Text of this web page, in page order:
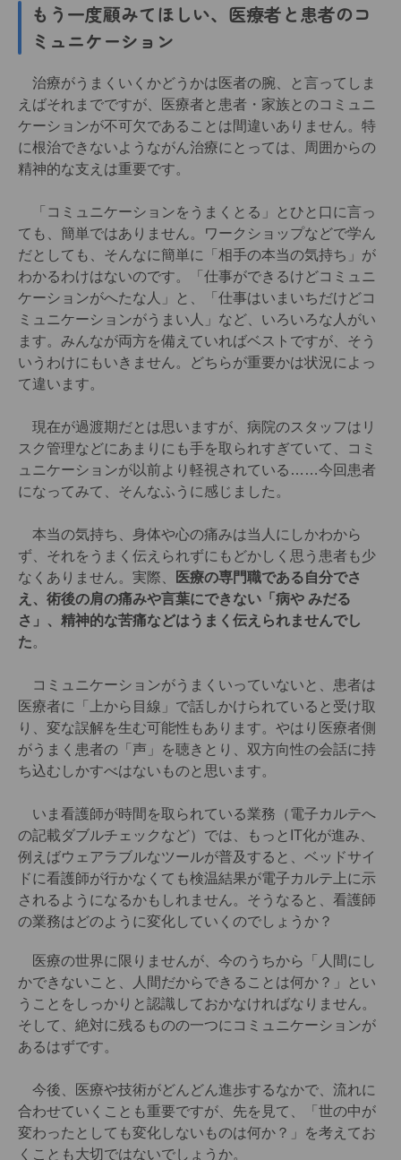
もう一度顧みてほしい、医療者と患者のコ
ミュニケーション
治療がうまくいくかどうかは医者の腕、と言ってしま
えばそれまでですが、医療者と患者・家族とのコミュニ
ケーションが不可欠であることは間違いありません。特
に根治できないようながん治療にとっては、周囲からの
精神的な支えは重要です。
「コミュニケーションをうまくとる」とひと口に言っ
ても、簡単ではありません。ワークショップなどで学ん
だとしても、そんなに簡単に「相手の本当の気持ち」が
わかるわけはないのです。「仕事ができるけどコミュニ
ケーションがへたな人」と、「仕事はいまいちだけどコ
ミュニケーションがうまい人」など、いろいろな人がい
ます。みんなが両方を備えていればベストですが、そう
いうわけにもいきません。どちらが重要かは状況によっ
て違います。
現在が過渡期だとは思いますが、病院のスタッフはリ
スク管理などにあまりにも手を取られすぎていて、コミ
ュニケーションが以前より軽視されている……今回患者
になってみて、そんなふうに感じました。
本当の気持ち、身体や心の痛みは当人にしかわから
ず、それをうまく伝えられずにもどかしく思う患者も少
なくありません。実際、
医療の専門職である自分でさ
え、術後の肩の痛みや言葉にできない「病や みだる
さ」、精神的な苦痛などはうまく伝えられませんでし
た。
コミュニケーションがうまくいっていないと、患者は
医療者に「上から目線」で話しかけられていると受け取
り、変な誤解を生む可能性もあります。やはり医療者側
がうまく患者の「声」を聴きとり、双方向性の会話に持
ち込むしかすべはないものと思います。
いま看護師が時間を取られている業務（電子カルテへ
の記載ダブルチェックなど）では、もっとIT化が進み、
例えばウェアラブルなツールが普及すると、ベッドサイ
ドに看護師が行かなくても検温結果が電子カルテ上に示
されるようになるかもしれません。そうなると、看護師
の業務はどのように変化していくのでしょうか？
医療の世界に限りませんが、今のうちから「人間にし
かできないこと、人間だからできることは何か？」とい
うことをしっかりと認識しておかなければなりません。
そして、絶対に残るものの一つにコミュニケーションが
あるはずです。
今後、医療や技術がどんどん進歩するなかで、流れに
合わせていくことも重要ですが、先を見て、「世の中が
変わったとしても変化しないものは何か？」を考えてお
くことも大切ではないでしょうか。